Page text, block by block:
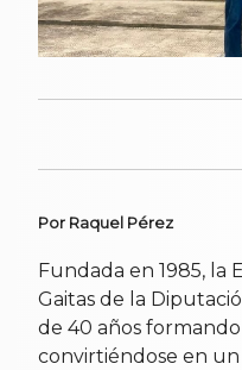
Por Raquel Pérez
Fundada en 1985, la
Gaitas de la
de 40 años
convirtiéndose en